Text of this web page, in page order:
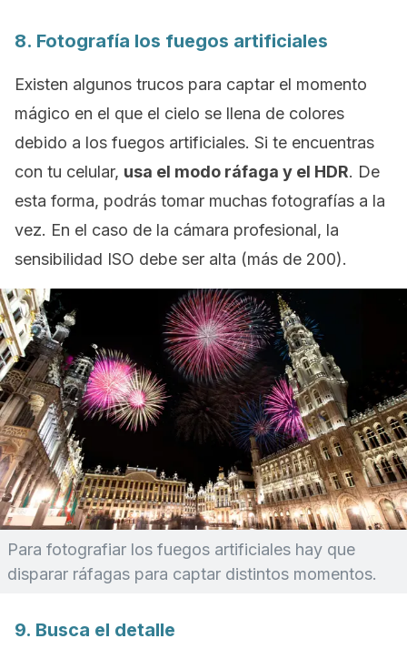
8. Fotografía los fuegos artificiales
Existen algunos trucos para captar el momento
mágico en el que el cielo se llena de colores
debido a los fuegos artificiales. Si te encuentras
con tu celular, usa el modo ráfaga y el HDR. De
esta forma, podrás tomar muchas fotografías a la
vez. En el caso de la cámara profesional, la
sensibilidad ISO debe ser alta (más de 200).
Para fotografiar los fuegos artificiales hay que
disparar ráfagas para captar distintos momentos.
9. Busca el detalle